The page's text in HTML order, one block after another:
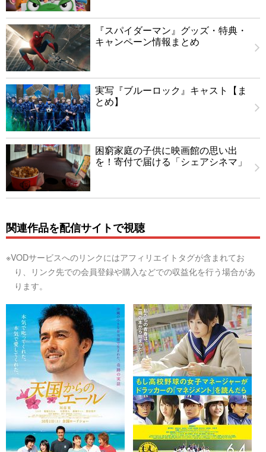
『スパイダーマン』グッズ・特典・
キャンペーン情報まとめ
実写『ブルーロック』キャスト【ま
とめ】
困窮家庭の子供に映画館の思い出
を！寄付で届ける「シェアシネマ」
関連作品を配信サイトで視聴
※VODサービスへのリンクにはアフィリエイトタグが含まれてお
り、リンク先での会員登録や購入などでの収益化を行う場合があ
ります。